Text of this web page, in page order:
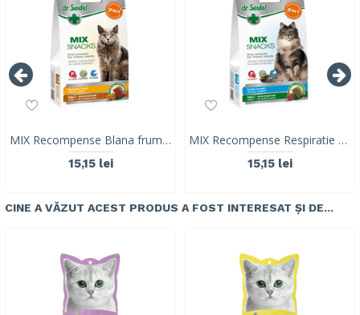
MIX Recompense Blana frumoasa & Malt (ghem de blana), pisica, Dr. Seidel, 50g
15,15 lei
MIX Recompense Respiratie proaspata & Malt (ghem de blana),Dr. Seidel, 50g
15,15 lei
CINE A VĂZUT ACEST PRODUS A FOST INTERESAT ȘI DE...